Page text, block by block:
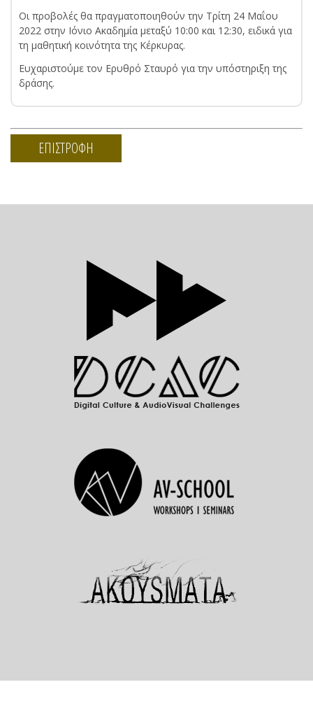
Οι προβολές θα πραγματοποιηθούν την Τρίτη 24 Μαΐου
2022 στην Ιόνιο Ακαδημία μεταξύ 10:00 και 12:30, ειδικά για
τη μαθητική κοινότητα της Κέρκυρας.
Ευχαριστούμε τον Ερυθρό Σταυρό για την υπόστηριξη της
δράσης.
ΕΠΙΣΤΡΟΦΗ